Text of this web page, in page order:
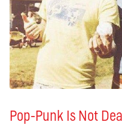
Pop-Punk Is Not